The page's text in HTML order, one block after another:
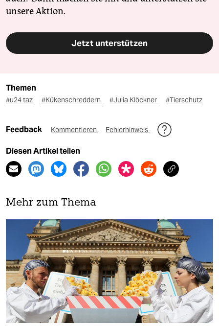
unsere Aktion.
Jetzt unterstützen
Themen
#u24 taz #Kükenschreddern #Julia Klöckner #Tierschutz
Feedback Kommentieren Fehlerhinweis
Diesen Artikel teilen
Mehr zum Thema